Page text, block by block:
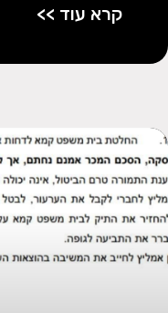
קרא עוד >>